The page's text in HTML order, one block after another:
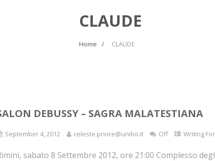
CLAUDE
Home CLAUDE
DEBUSSY – SAGRA MALATESTIANA
September 4, 2012 celeste.priore@unibo.it Off Writing
sabato 8 Settembre 2012, ore 21:00 Complesso